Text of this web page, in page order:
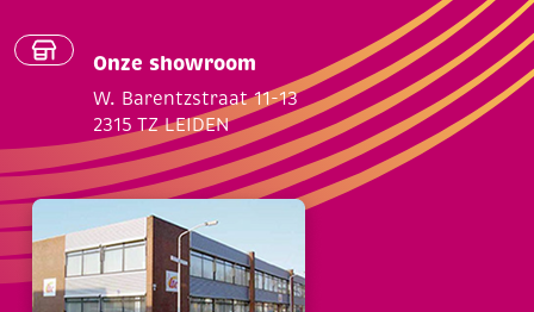
Onze showroom
W. Barentzstraat 11-13
2315 TZ LEIDEN